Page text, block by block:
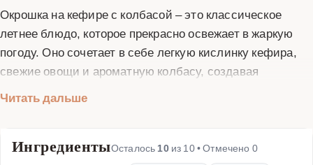
Окрошка на кефире с колбасой – это классическое
летнее блюдо, которое прекрасно освежает в жаркую
погоду. Оно сочетает в себе легкую кислинку кефира,
свежие овощи и ароматную колбасу, создавая
это свежие огурцы, редис, зелёный лук, укроп,
компоненты нарезаются мелкими кубиками и
Читать дальше
ИнгредиентыОсталось 10из 10• Отмечено 0